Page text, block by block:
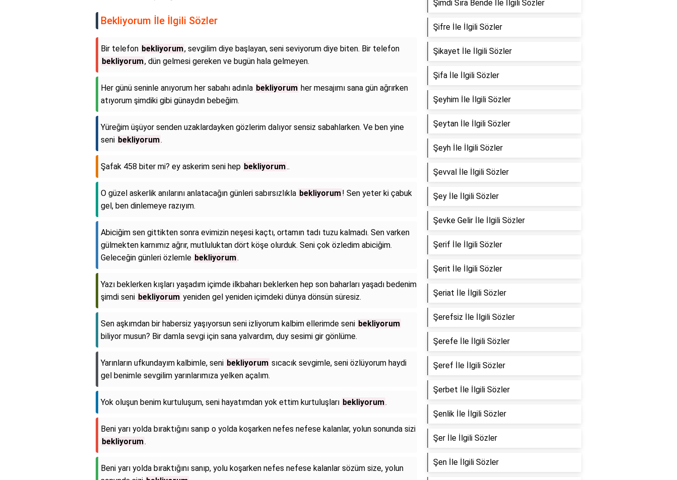
Bekliyorum İle İlgili Sözler
Bir telefon bekliyorum, sevgilim diye başlayan, seni seviyorum diye biten. Bir telefon
bekliyorum, dün gelmesi gereken ve bugün hala gelmeyen.
Her günü seninle anıyorum her sabahı adınla bekliyorum her mesajımı sana gün ağrırken
atıyorum şimdiki gibi günaydın bebeğim.
Yüreğim üşüyor senden uzaklardayken gözlerim dalıyor sensiz sabahlarken. Ve ben yine
seni bekliyorum.
Şafak 458 biter mi? ey askerim seni hep bekliyorum..
O güzel askerlik anılarını anlatacağın günleri sabırsızlıkla bekliyorum! Sen yeter ki çabuk
gel, ben dinlemeye razıyım.
Abiciğim sen gittikten sonra evimizin neşesi kaçtı, ortamın tadı tuzu kalmadı. Sen varken
gülmekten karnımız ağrır, mutluluktan dört köşe olurduk. Seni çok özledim abiciğim.
Geleceğin günleri özlemle bekliyorum.
Yazı beklerken kışları yaşadım içimde ilkbaharı beklerken hep son baharları yaşadı bedenim
şimdi seni bekliyorum yeniden gel yeniden içimdeki dünya dönsün süresiz.
Sen aşkımdan bir habersiz yaşıyorsun seni izliyorum kalbim ellerimde seni bekliyorum
biliyor musun? Bir damla sevgi için sana yalvardım, duy sesimi gir gönlüme.
Yarınların ufkundayım kalbimle, seni bekliyorum sıcacık sevgimle, seni özlüyorum haydi
gel benimle sevgilim yarınlarımıza yelken açalım.
Yok oluşun benim kurtuluşum, seni hayatımdan yok ettim kurtuluşları bekliyorum.
Beni yarı yolda bıraktığını sanıp o yolda koşarken nefes nefese kalanlar, yolun sonunda sizi
bekliyorum.
Beni yarı yolda bıraktığını sanıp, yolu koşarken nefes nefese kalanlar sözüm size, yolun
Şimdi Sıra Bende İle İlgili Sözler
Şifre İle İlgili Sözler
Şikayet İle İlgili Sözler
Şifa İle İlgili Sözler
Şeyhim İle İlgili Sözler
Şeytan İle İlgili Sözler
Şeyh İle İlgili Sözler
Şevval İle İlgili Sözler
Şey İle İlgili Sözler
Şevke Gelir İle İlgili Sözler
Şerif İle İlgili Sözler
Şerit İle İlgili Sözler
Şeriat İle İlgili Sözler
Şerefsiz İle İlgili Sözler
Şerefe İle İlgili Sözler
Şeref İle İlgili Sözler
Şerbet İle İlgili Sözler
Şenlik İle İlgili Sözler
Şer İle İlgili Sözler
Şen İle İlgili Sözler